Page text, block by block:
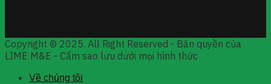
Copyright © 2025. All Right Reserved - Bản quyền của
LIME M&E - Cấm sao lưu dưới mọi hình thức
Về chúng tôi